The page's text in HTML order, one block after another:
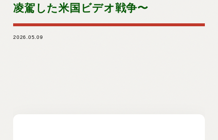
凌駕した米国ビデオ戦争〜
2026.05.09